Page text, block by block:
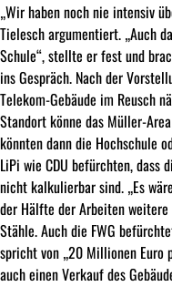
„Wir haben noch nie intensiv
Tielesch argumentiert. „Auch
Schule“, stellte er fest und
ins Gespräch. Nach der
Telekom-Gebäude im Reusch
Standort könne das Müller-
könnten dann die Hochschule
LiPi wie CDU befürchten, dass
nicht kalkulierbar sind. „Es
der Hälfte der Arbeiten weitere
Stähle. Auch die FWG
spricht von „20 Millionen Euro
auch einen Verkauf des